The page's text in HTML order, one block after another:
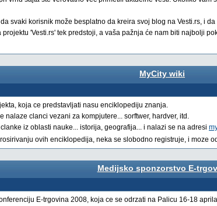
svaki korisnik može besplatno da kreira svoj blog na Vesti.rs, i
'Vesti.rs' tek predstoji, a vaša pažnja će nam biti najbolji
MyCity wiki
koja ce predstavljati nasu enciklopediju znanja.
nalaze clanci vezani za kompjutere... sorftwer, hardver, itd.
iz oblasti nauke... istorija, geografija... i nalazi se na adresi
ovih enciklopedija, neka se slobodno registruje, i moze
Medijsko sponzorstvo E-
E-trgovina 2008, koja ce se odrzati na Palicu 16-18